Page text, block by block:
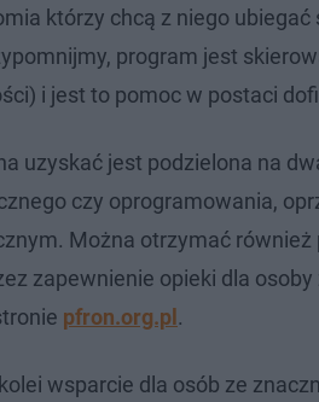
którzy chcą z niego
program jest
i jest to pomoc w postaci
uzyskać jest podzielona na
czy oprogramowania,
Można otrzymać
zapewnienie opieki dla
pfron.org.pl .
wsparcie dla osób ze